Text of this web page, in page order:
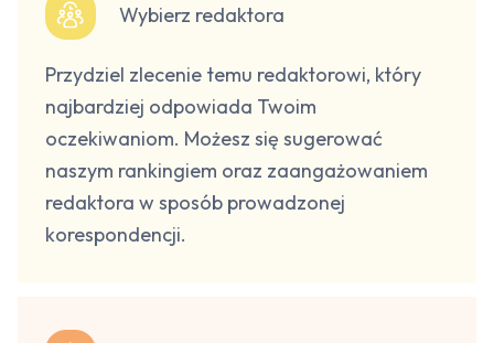
Wybierz redaktora
Przydziel zlecenie temu redaktorowi, który
najbardziej odpowiada Twoim
oczekiwaniom. Możesz się sugerować
naszym rankingiem oraz zaangażowaniem
redaktora w sposób prowadzonej
korespondencji.